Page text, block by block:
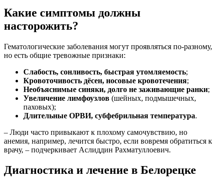
Какие симптомы должны
насторожить?
Гематологические заболевания могут проявляться по-разному,
но есть общие тревожные признаки:
Слабость, сонливость, быстрая утомляемость;
Кровоточивость дёсен, носовые кровотечения;
Необъяснимые синяки, долго не заживающие ранки;
Увеличение лимфоузлов (шейных, подмышечных,
паховых);
Длительные ОРВИ, субфебрильная температура.
– Люди часто привыкают к плохому самочувствию, но
анемия, например, лечится быстро, если вовремя обратиться к
врачу, – подчеркивает Аслиддин Рахматуллоевич.
Диагностика и лечение в Белорецке